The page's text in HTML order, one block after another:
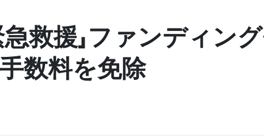
ンター ↗︎
ワード ↗︎
WADIZ・スクール
成功ストーリー
FOR GLOBAL MAKER
体験型
救援」ファンディン
数料を免除